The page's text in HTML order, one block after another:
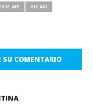
PLATE SOLARI
SU COMENTARIO